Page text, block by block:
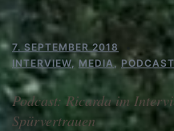
7. SEPTEMBER 2018
INTERVIEW, MEDIA, PODCAST
Podcast: Ricarda im
Spürvertrauen